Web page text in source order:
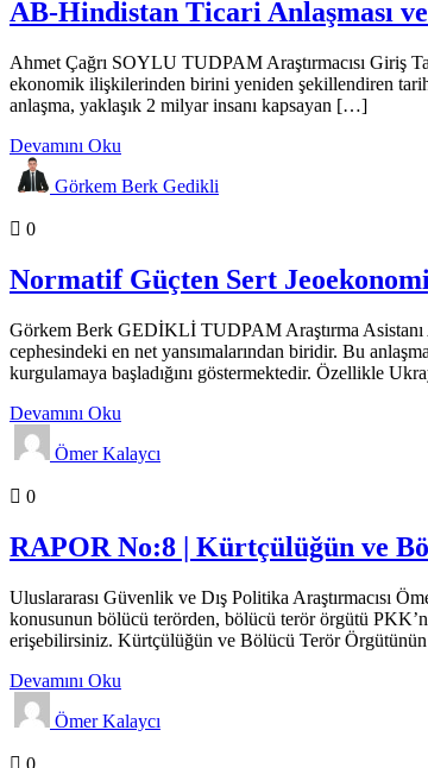
AB-Hindistan Ticari Anlaşması
Ahmet Çağrı SOYLU TUDPAM Araştırmacısı Giriş
ekonomik ilişkilerinden birini yeniden şekillendiren tarihî
anlaşma, yaklaşık 2 milyar insanı kapsayan […]
Devamını Oku
Görkem Berk Gedikli
0
Normatif Güçten Sert
Görkem Berk GEDİKLİ TUDPAM Araştırma Asistanı
cephesindeki en net yansımalarından biridir. Bu
kurgulamaya başladığını göstermektedir. Özellikle
Devamını Oku
Ömer Kalaycı
0
RAPOR No:8 | Kürtçülüğün ve
Uluslararası Güvenlik ve Dış Politika Araştırmacısı
konusunun bölücü terörden, bölücü terör örgütü
erişebilirsiniz. Kürtçülüğün ve Bölücü Terör Örgütünün
Devamını Oku
Ömer Kalaycı
0